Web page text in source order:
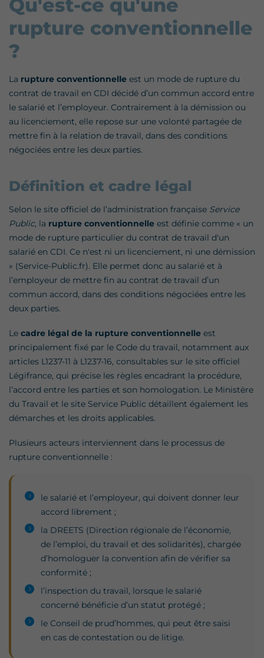
Qu'est-ce qu'une
rupture conventionnelle
?
La rupture conventionnelle est un mode de rupture du
contrat de travail en CDI décidé d’un commun accord entre
le salarié et l’employeur. Contrairement à la démission ou
au licenciement, elle repose sur une volonté partagée de
mettre fin à la relation de travail, dans des conditions
négociées entre les deux parties.
Définition et cadre légal
Selon le site officiel de l’administration française Service
Public, la rupture conventionnelle est définie comme « un
mode de rupture particulier du contrat de travail d'un
salarié en CDI. Ce n'est ni un licenciement, ni une démission
» (Service-Public.fr). Elle permet donc au salarié et à
l’employeur de mettre fin au contrat de travail d’un
commun accord, dans des conditions négociées entre les
deux parties.
Le cadre légal de la rupture conventionnelle est
principalement fixé par le Code du travail, notamment aux
articles L1237-11 à L1237-16, consultables sur le site officiel
Légifrance, qui précise les règles encadrant la procédure,
l’accord entre les parties et son homologation. Le Ministère
du Travail et le site Service Public détaillent également les
démarches et les droits applicables.
Plusieurs acteurs interviennent dans le processus de
rupture conventionnelle :
le salarié et l’employeur, qui doivent donner leur
accord librement ;
la DREETS (Direction régionale de l’économie,
de l’emploi, du travail et des solidarités), chargée
d’homologuer la convention afin de vérifier sa
conformité ;
l’inspection du travail, lorsque le salarié
concerné bénéficie d’un statut protégé ;
le Conseil de prud’hommes, qui peut être saisi
en cas de contestation ou de litige.